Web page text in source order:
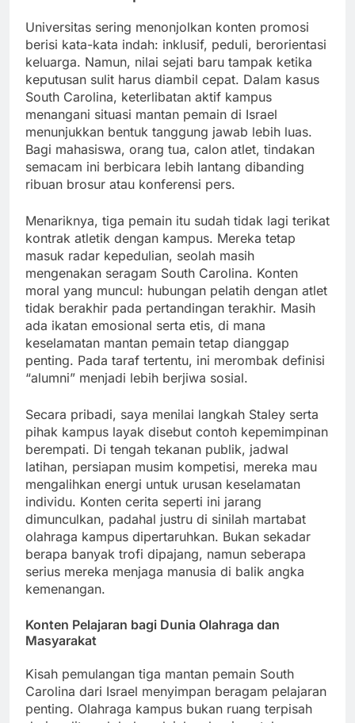
Universitas sering menonjolkan konten promosi
berisi kata-kata indah: inklusif, peduli, berorientasi
keluarga. Namun, nilai sejati baru tampak ketika
keputusan sulit harus diambil cepat. Dalam kasus
South Carolina, keterlibatan aktif kampus
menangani situasi mantan pemain di Israel
menunjukkan bentuk tanggung jawab lebih luas.
Bagi mahasiswa, orang tua, calon atlet, tindakan
semacam ini berbicara lebih lantang dibanding
ribuan brosur atau konferensi pers.
Menariknya, tiga pemain itu sudah tidak lagi terikat
kontrak atletik dengan kampus. Mereka tetap
masuk radar kepedulian, seolah masih
mengenakan seragam South Carolina. Konten
moral yang muncul: hubungan pelatih dengan atlet
tidak berakhir pada pertandingan terakhir. Masih
ada ikatan emosional serta etis, di mana
keselamatan mantan pemain tetap dianggap
penting. Pada taraf tertentu, ini merombak definisi
“alumni” menjadi lebih berjiwa sosial.
Secara pribadi, saya menilai langkah Staley serta
pihak kampus layak disebut contoh kepemimpinan
berempati. Di tengah tekanan publik, jadwal
latihan, persiapan musim kompetisi, mereka mau
mengalihkan energi untuk urusan keselamatan
individu. Konten cerita seperti ini jarang
dimunculkan, padahal justru di sinilah martabat
olahraga kampus dipertaruhkan. Bukan sekadar
berapa banyak trofi dipajang, namun seberapa
serius mereka menjaga manusia di balik angka
kemenangan.
Konten Pelajaran bagi Dunia Olahraga dan
Masyarakat
Kisah pemulangan tiga mantan pemain South
Carolina dari Israel menyimpan beragam pelajaran
penting. Olahraga kampus bukan ruang terpisah